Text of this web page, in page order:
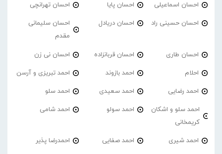
احسان اسماعیلی احسان پایا احسان تهرانچی
احسان حسینی راد احسان دریادل
احسان سلیمانی
مقدم
احسان طاری احسان قربانزاده احسان نی زن
احلام احمد بازوند احمد تبریزی و آرسن
احمد‌ رضایی احمد سعیدی احمد سلو
احمد سلو و اشکان
کریمخانی
احمد سولو احمد شامی
احمد شیری احمد صفایی احمدرضا پذیر